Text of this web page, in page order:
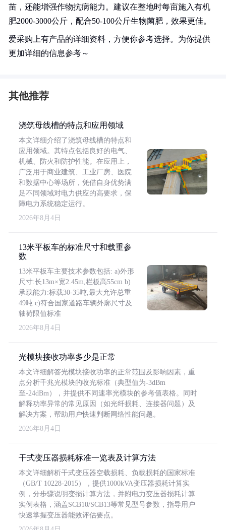
苗，还能增强作物抗病能力。建议在整地时每亩施入有机
肥2000-3000公斤，配合50-100公斤生物菌肥，效果更佳。
爱采购上有产品的详细资料，方便你参考选择。为你提供
更加详细的信息参考～
其他推荐
浇筑母线槽的特点和应用领域
本文详细介绍了浇筑母线槽的特点和
应用领域。其特点包括良好的电气、
机械、防火和防护性能。在应用上，
广泛用于商业建筑、工业厂房、医院
和数据中心等场所，凭借自身优势满
足不同领域对电力供应的高要求，保
障电力系统稳定运行。
2026年8月4日
13米平板车的标准尺寸和载重参
数
13米平板车主要技术参数包括: a)外形
尺寸:长13m×宽2.45m,栏板高55cm b)
承载能力:标载30-35吨,最大允许总重
49吨 c)符合国家道路车辆外廓尺寸及
轴荷限值标准
2026年8月4日
光模块接收功率多少是正常
本文详细解答光模块接收功率的正常范围及影响因素，重
点分析千兆光模块的收光标准（典型值为-3dBm
至-24dBm），并提供不同速率光模块的参考值表格。同时
解释功率异常的常见原因（如光纤损耗、连接器问题）及
解决方案，帮助用户快速判断网络性能问题。
2026年8月4日
干式变压器损耗标准一览表及计算方法
本文详细解析干式变压器空载损耗、负载损耗的国家标准
（GB/T 10228-2015），提供1000kVA变压器损耗计算实
例，分步骤说明变损计算方法，并附电力变压器损耗计算
实例表格，涵盖SCB10/SCB13等常见型号参数，指导用户
快速掌握变压器能效评估要点。